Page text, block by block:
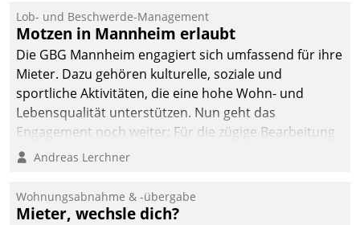
Ressort Kapitalanlage für
künftige Aufgaben und
Herausforderungen
gerüstet.
Lob- und Beschwerde-Management
Motzen in Mannheim erlaubt
Die GBG Mannheim engagiert sich umfassend für ihre
Mieter. Dazu gehören kulturelle, soziale und
sportliche Aktivitäten, die eine hohe Wohn- und
Lebensqualität unterstützen. Nun geht das
Engagement noch weiter: Für die zügige Bearbeitung
von Beschwerden – oder Lob – richtet das
und Beschwerde-Management einen eigenen Kanal
ein.
Andreas Lerchner
Wohnungsabnahme & -übergabe
Mieter, wechsle dich?